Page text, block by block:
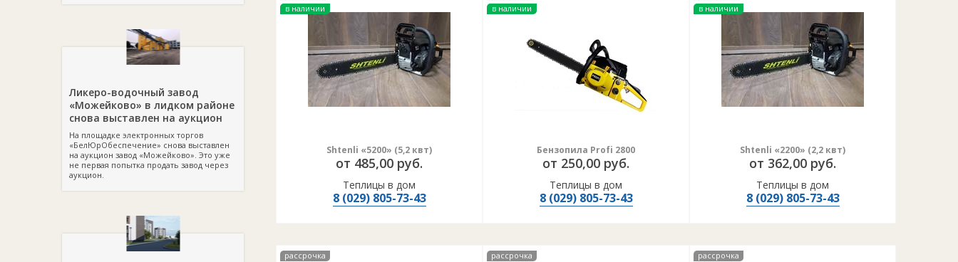
Ликеро-водочный завод
«Можейково» в лидком районе
снова выставлен на аукцион
На площадке электронных торгов
«БелЮрОбеспечение» снова выставлен
на аукцион завод «Можейково». Это уже
не первая попытка продать завод через
аукцион.
в наличии
Shtenli «5200» (5,2 квт)
от 485,00 руб.
Теплицы в дом
8 (029) 805-73-43
в наличии
Бензопила Profi 2800
от 250,00 руб.
Теплицы в дом
8 (029) 805-73-43
в наличии
Shtenli «2200» (2,2 квт)
от 362,00 руб.
Теплицы в дом
8 (029) 805-73-43
рассрочка
рассрочка
рассрочка